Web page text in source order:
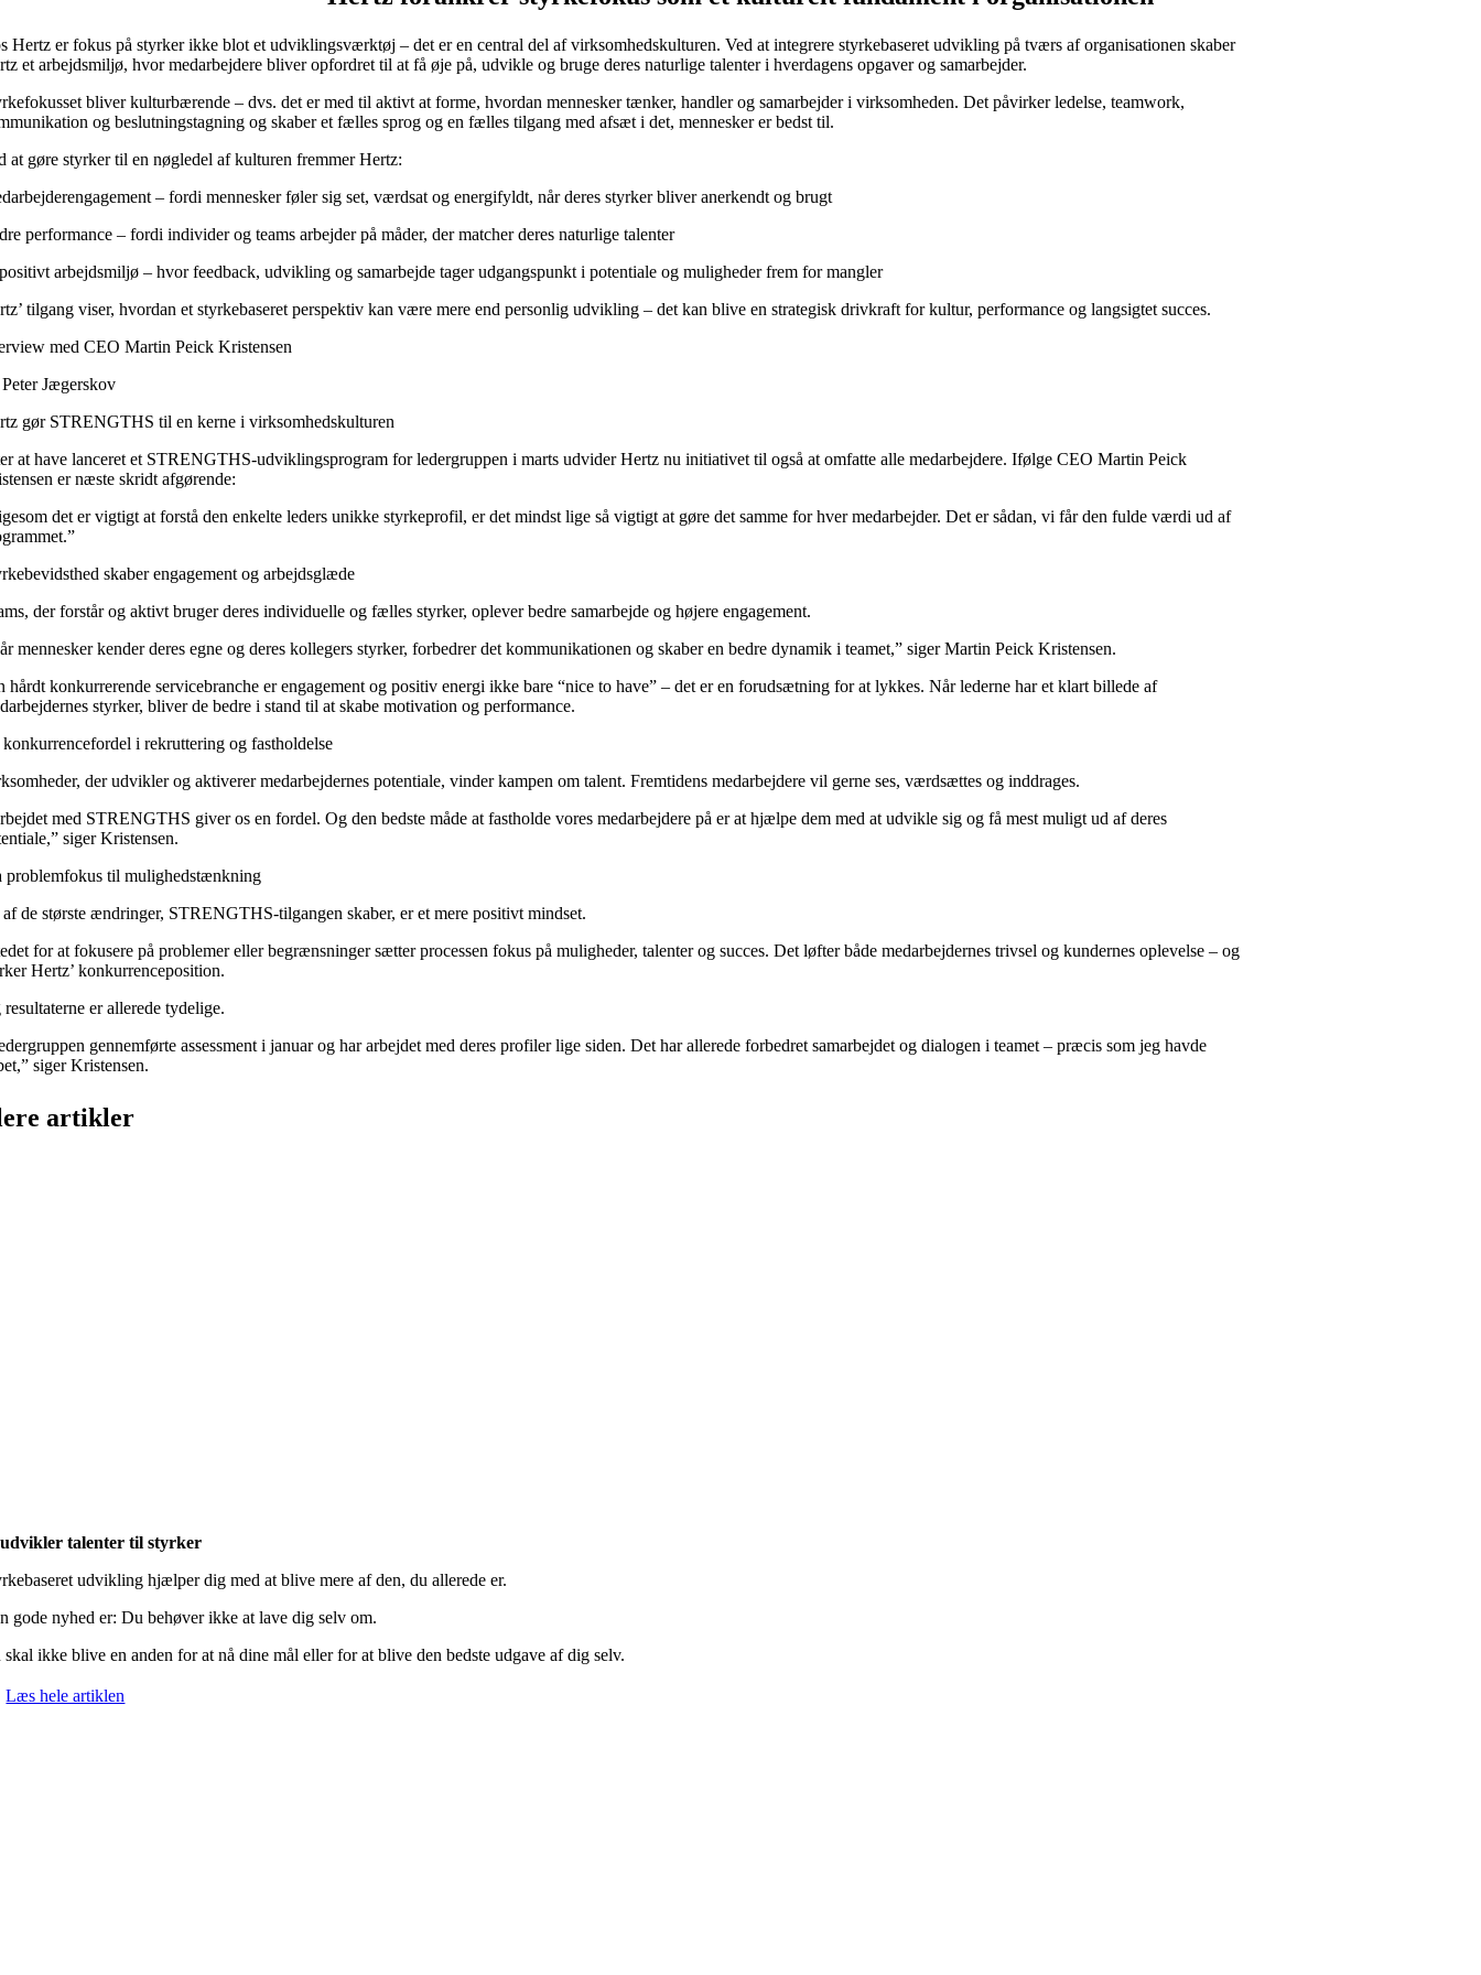
Hertz er fokus på styrker ikke blot et udviklingsværktøj – det er en central del af virksomhedskulturen. Ved at integrere styrkebaseret udvikling på tværs af organisationen skaber
et arbejdsmiljø, hvor medarbejdere bliver opfordret til at få øje på, udvikle og bruge deres naturlige talenter i hverdagens opgaver og samarbejder.
bliver kulturbærende – dvs. det er med til aktivt at forme, hvordan mennesker tænker, handler og samarbejder i virksomheden. Det påvirker ledelse, teamwork,
og beslutningstagning og skaber et fælles sprog og en fælles tilgang med afsæt i det, mennesker er bedst til.
at gøre styrker til en nøgledel af kulturen fremmer Hertz:
– fordi mennesker føler sig set, værdsat og energifyldt, når deres styrker bliver anerkendt og brugt
performance – fordi individer og teams arbejder på måder, der matcher deres naturlige talenter
arbejdsmiljø – hvor feedback, udvikling og samarbejde tager udgangspunkt i potentiale og muligheder frem for mangler
tilgang viser, hvordan et styrkebaseret perspektiv kan være mere end personlig udvikling – det kan blive en strategisk drivkraft for kultur, performance og langsigtet succes.
med CEO Martin Peick Kristensen
Jægerskov
gør STRENGTHS til en kerne i virksomhedskulturen
at have lanceret et STRENGTHS-udviklingsprogram for ledergruppen i marts udvider Hertz nu initiativet til også at omfatte alle medarbejdere. Ifølge CEO Martin Peick
er næste skridt afgørende:
det er vigtigt at forstå den enkelte leders unikke styrkeprofil, er det mindst lige så vigtigt at gøre det samme for hver medarbejder. Det er sådan, vi får den fulde værdi ud af
skaber engagement og arbejdsglæde
der forstår og aktivt bruger deres individuelle og fælles styrker, oplever bedre samarbejde og højere engagement.
mennesker kender deres egne og deres kollegers styrker, forbedrer det kommunikationen og skaber en bedre dynamik i teamet,” siger Martin Peick Kristensen.
hårdt konkurrerende servicebranche er engagement og positiv energi ikke bare “nice to have” – det er en forudsætning for at lykkes. Når lederne har et klart billede af
styrker, bliver de bedre i stand til at skabe motivation og performance.
konkurrencefordel i rekruttering og fastholdelse
der udvikler og aktiverer medarbejdernes potentiale, vinder kampen om talent. Fremtidens medarbejdere vil gerne ses, værdsættes og inddrages.
med STRENGTHS giver os en fordel. Og den bedste måde at fastholde vores medarbejdere på er at hjælpe dem med at udvikle sig og få mest muligt ud af deres
siger Kristensen.
problemfokus til mulighedstænkning
de største ændringer, STRENGTHS-tilgangen skaber, er et mere positivt mindset.
for at fokusere på problemer eller begrænsninger sætter processen fokus på muligheder, talenter og succes. Det løfter både medarbejdernes trivsel og kundernes oplevelse – og
Hertz’ konkurrenceposition.
resultaterne er allerede tydelige.
gennemførte assessment i januar og har arbejdet med deres profiler lige siden. Det har allerede forbedret samarbejdet og dialogen i teamet – præcis som jeg havde
siger Kristensen.
artikler
talenter til styrker
udvikling hjælper dig med at blive mere af den, du allerede er.
gode nyhed er: Du behøver ikke at lave dig selv om.
skal ikke blive en anden for at nå dine mål eller for at blive den bedste udgave af dig selv.
Læs hele artiklen